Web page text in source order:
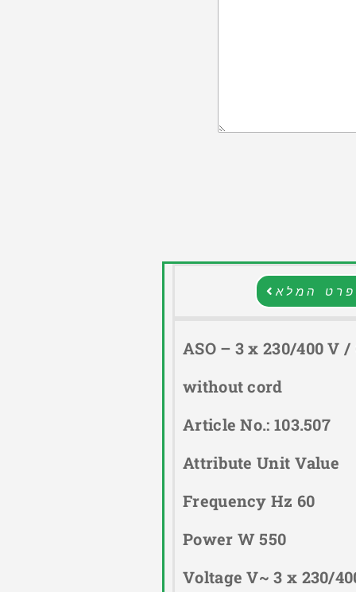
המלא
ASO – 3 x 230/400 V /
without cord
Article No.: 103.507
Attribute Unit Value
Frequency Hz 60
Power W 550
Voltage V~ 3 x 230/